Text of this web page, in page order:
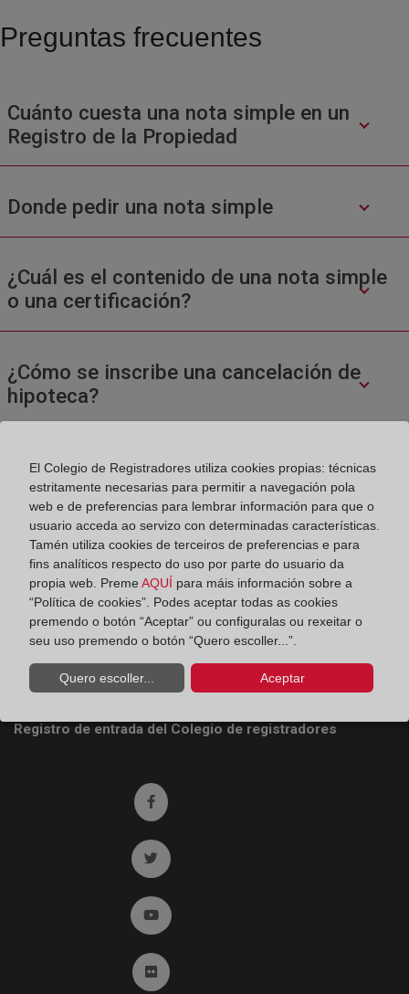
Preguntas frecuentes
Cuánto cuesta una nota simple en un
Registro de la Propiedad
Donde pedir una nota simple
¿Cuál es el contenido de una nota simple
o una certificación?
¿Cómo se inscribe una cancelación de
hipoteca?
Colegio de Registradores
Príncipe de Vergara 70. 28006 Madrid
Teléfono:91 270 17 96
Fax:91 564 11 59
Email:contacto@registradores.org
Registro de entrada del Colegio de registradores
Ir a facebook (abre en ventana nueva)
Ir a twitter (abre en ventana nueva)
Ir a YouTube (abre en ventana nueva)
Ir a Flickr (abre en ventana nueva)
El Colegio de Registradores utiliza cookies propias: técnicas
estritamente necesarias para permitir a navegación pola
web e de preferencias para lembrar información para que o
usuario acceda ao servizo con determinadas características.
Tamén utiliza cookies de terceiros de preferencias e para
fins analíticos respecto do uso por parte do usuario da
propia web. Preme AQUÍ para máis información sobre a
“Política de cookies”. Podes aceptar todas as cookies
premendo o botón “Aceptar” ou configuralas ou rexeitar o
seu uso premendo o botón “Quero escoller...”.
Quero escoller... Aceptar